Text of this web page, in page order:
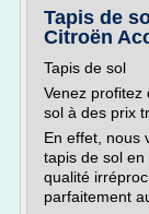
Tapis de
Citroën
Tapis de sol
Venez profitez
sol à des prix
En effet, nous
tapis de sol
qualité
parfaitement